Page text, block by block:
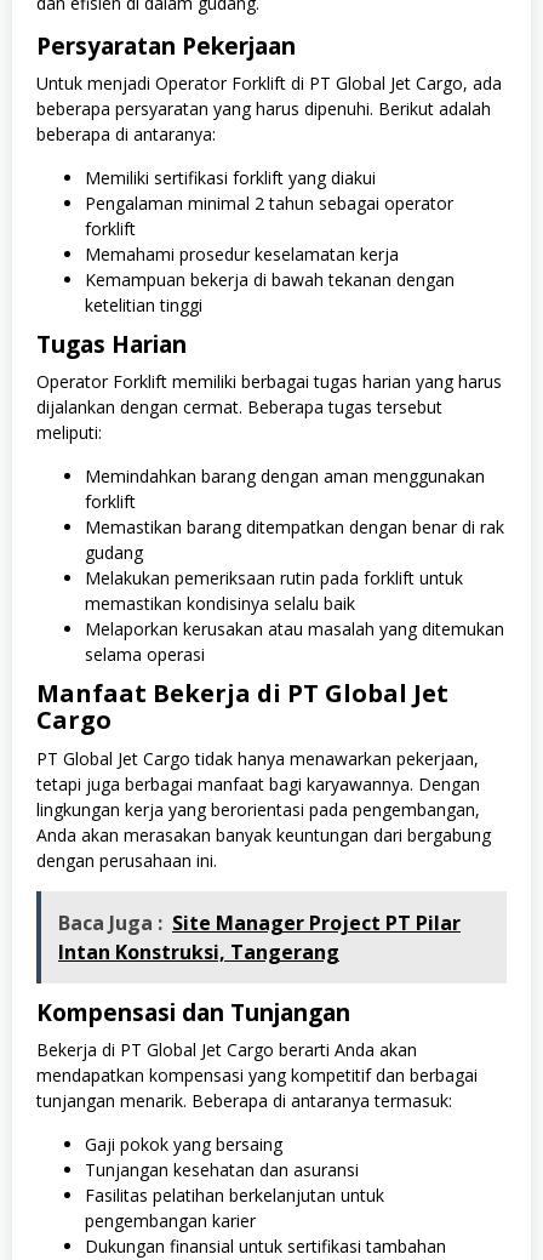
Persyaratan Pekerjaan
Untuk menjadi Operator Forklift di PT Global Jet Cargo, ada
beberapa persyaratan yang harus dipenuhi. Berikut adalah
beberapa di antaranya:
Memiliki sertifikasi forklift yang diakui
Pengalaman minimal 2 tahun sebagai operator
forklift
Memahami prosedur keselamatan kerja
Kemampuan bekerja di bawah tekanan dengan
ketelitian tinggi
Tugas Harian
Operator Forklift memiliki berbagai tugas harian yang harus
dijalankan dengan cermat. Beberapa tugas tersebut
meliputi:
Memindahkan barang dengan aman menggunakan
forklift
Memastikan barang ditempatkan dengan benar di rak
gudang
Melakukan pemeriksaan rutin pada forklift untuk
memastikan kondisinya selalu baik
Melaporkan kerusakan atau masalah yang ditemukan
selama operasi
Manfaat Bekerja di PT Global Jet
Cargo
PT Global Jet Cargo tidak hanya menawarkan pekerjaan,
tetapi juga berbagai manfaat bagi karyawannya. Dengan
lingkungan kerja yang berorientasi pada pengembangan,
Anda akan merasakan banyak keuntungan dari bergabung
dengan perusahaan ini.
Baca Juga : Site Manager Project PT Pilar
Intan Konstruksi, Tangerang
Kompensasi dan Tunjangan
Bekerja di PT Global Jet Cargo berarti Anda akan
mendapatkan kompensasi yang kompetitif dan berbagai
tunjangan menarik. Beberapa di antaranya termasuk:
Gaji pokok yang bersaing
Tunjangan kesehatan dan asuransi
Fasilitas pelatihan berkelanjutan untuk
pengembangan karier
Dukungan finansial untuk sertifikasi tambahan